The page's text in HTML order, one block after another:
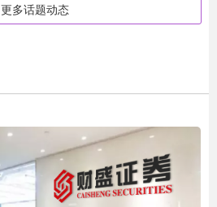
更多话题动态